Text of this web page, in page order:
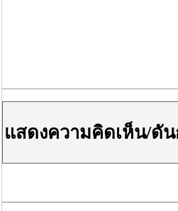
มาตรฐานเสี่ยงอันตราย
แสดงความคิดเห็น/ดั